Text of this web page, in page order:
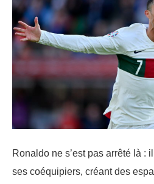
Ronaldo ne s’est pas arrêté là :
ses coéquipiers, créant des